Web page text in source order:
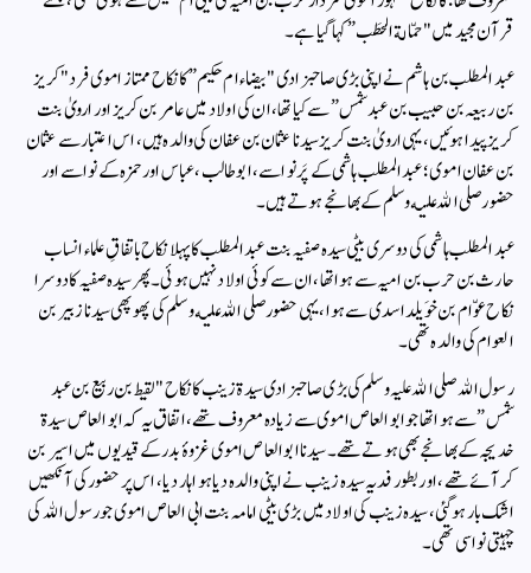
قرآن مجید میں "حمّالة الحطَب” کہا گیا ہے۔
عبد المطلب بن ہاشم نے اپنی بڑی صاحبزادی "بیضاء ام حکیم” کا نکاح ممتاز اموی فرد "کریز
بن ربیعہ بن حبیب بن عبد شمس” سے کیا تھا، ان کی اولاد میں عامر بن کریز اور ارویٰ بنت
کریز پیدا ہوئیں، یہی ارویٰ بنت کریز سیدنا عثمان بن عفان کی والدہ ہیں، اس اعتبار سے عثمان
بن عفان اموی ؛ عبد المطلب ہاشمی کے پَر نواسے، ابو طالب، عباس اور حمزہ کے نواسے اور
حضور صلی الله علیه وسلم کے بھانجے ہوتے ہیں۔
عبد المطلب ہاشمی کی دوسری بیٹی سیدہ صفیہ بنت عبد المطلب کا پہلا نکاح باتفاقِ علماء انساب
حارث بن حرب بن امیہ سے ہوا تھا، ان سے کوئی اولاد نہیں ہوئی۔ پھر سیدہ صفیہ کا دوسرا
نکاح عوّام بن خوَیلد اسدی سے ہوا، یہی حضور صلی الله علیه وسلم کی پھوپھی سیدنا زبیر بن
العوام کی والدہ تھی۔
رسول الله صلی الله علیہ وسلم کی بڑی صاحبزادی سیدۃ زینب کا نکاح "لقیط بن ربیع بن عبد
شمس” سے ہوا تھا جو ابو العاص اموی سے زیادہ معروف تھے، اتفاق یہ کہ ابو العاص سیدۃ
خدیجہ کے بھانجے بھی ہوتے تھے۔ سیدنا ابو العاص اموی غزوۂ بدر کے قیدیوں میں اسیر بن
کر آئے تھے، اور بطور فدیہ سیدہ زینب نے اپنی والدہ دیا ہوا ہار دیا، اس پر حضور کی آنکھیں
اشک بار ہوگئی، سیدہ زینب کی اولاد میں بڑی بیٹی امامہ بنت ابی العاص اموی جو رسول الله کی
چہیتی نواسی تھی۔